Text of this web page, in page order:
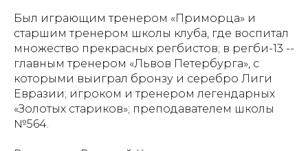
Был играющим тренером «Приморца» и
старшим тренером школы клуба, где воспитал
множество прекрасных регбистов; в регби-13 --
главным тренером «Львов Петербурга», с
которыми выиграл бронзу и серебро Лиги
Евразии; игроком и тренером легендарных
«Золотых стариков»; преподавателем школы
№564.